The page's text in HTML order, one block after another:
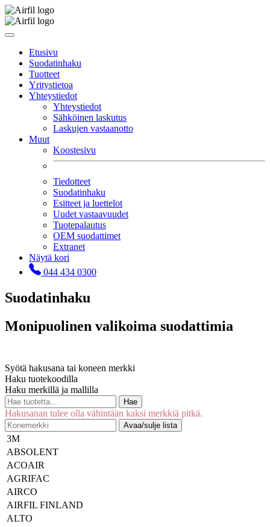
Etusivu
Suodatinhaku
Tuotteet
Yritystietoa
Yhteystiedot
Yhteystiedot
Sähköinen laskutus
Laskujen vastaanotto
Muut
Koostesivu
Tiedotteet
Suodatinhaku
Esitteet ja luettelot
Uudet vastaavuudet
Tuotepalautus
OEM suodattimet
Extranet
Näytä kori
044 434 0300
Suodatinhaku
Monipuolinen valikoima suodattimia
Syötä hakusana tai koneen merkki
Haku tuotekoodilla
Haku merkillä ja mallilla
Hae
Hakusanan tulee olla vähintään kaksi merkkiä pitkä.
Avaa/sulje lista
3M
ABSOLENT
ACOAIR
AGRIFAC
AIRCO
AIRFIL FINLAND
ALTO